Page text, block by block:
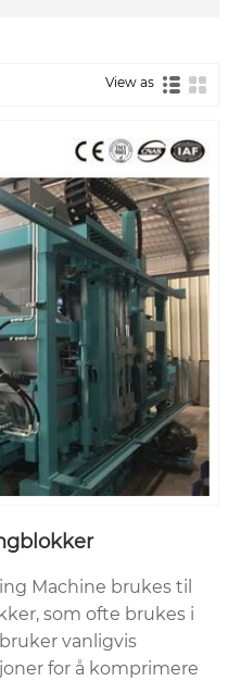
View as
Machine brukes til
som ofte brukes i
vanligvis
for å komprimere